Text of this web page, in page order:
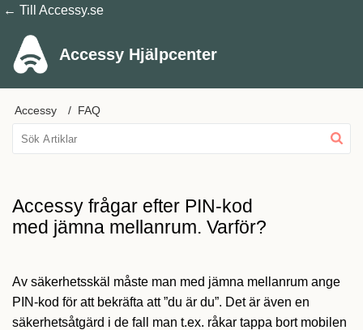
← Till Accessy.se
Accessy Hjälpcenter
Accessy FAQ
Accessy frågar efter PIN-kod
med jämna mellanrum. Varför?
Av säkerhetsskäl måste man med jämna mellanrum ange
PIN-kod för att bekräfta att ”du är du”. Det är även en
säkerhetsåtgärd i de fall man t.ex. råkar tappa bort mobilen